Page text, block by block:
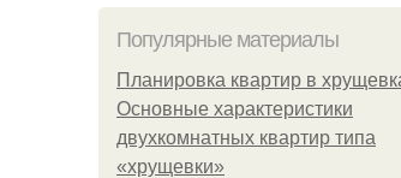
Популярные материалы
Планировка квартир в
Основные характеристики
двухкомнатных квартир типа
«хрущевки»